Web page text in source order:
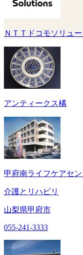
ＮＴＴドコモソリュ
アンティークス橘
甲府南ライフケアセ
介護とリハビリ
山梨県甲府市
055-241-3333